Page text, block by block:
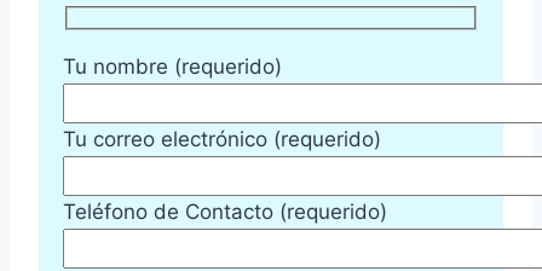
Tu nombre (requerido)
Tu correo electrónico (requerido)
Teléfono de Contacto (requerido)